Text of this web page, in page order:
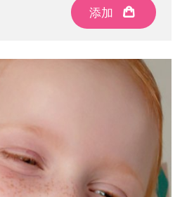
添加
添加
添加